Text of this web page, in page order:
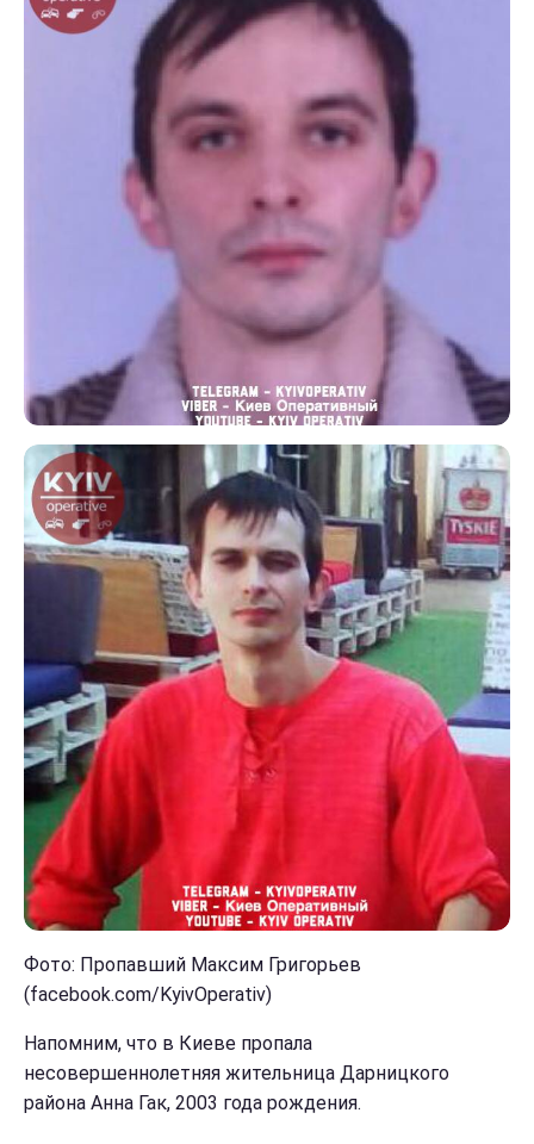
Фото: Пропавший Максим Григорьев
(facebook.com/KyivOperativ)
Напомним, что в Киеве пропала
несовершеннолетняя жительница Дарницкого
района Анна Гак, 2003 года рождения.